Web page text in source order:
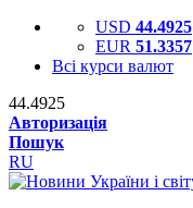
USD 44.4925
EUR 51.3357
Всі курси валют
44.4925
Авторизація
Пошук
RU